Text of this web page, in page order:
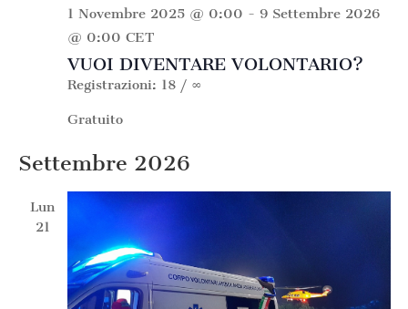
VUOI DIVENTARE VOLONTARIO?
1 Novembre 2025 @ 0:00 - 9 Settembre 2026
@ 0:00 CET
Registrazioni: 18 / ∞
Gratuito
Settembre 2026
Lun
21